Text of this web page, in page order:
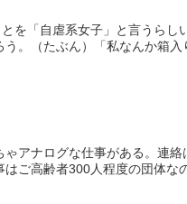
とを「自虐系女子」と言うら
。（たぶん）「私なんか箱
アナログな仕事がある。連
ご高齢者300人程度の団体な